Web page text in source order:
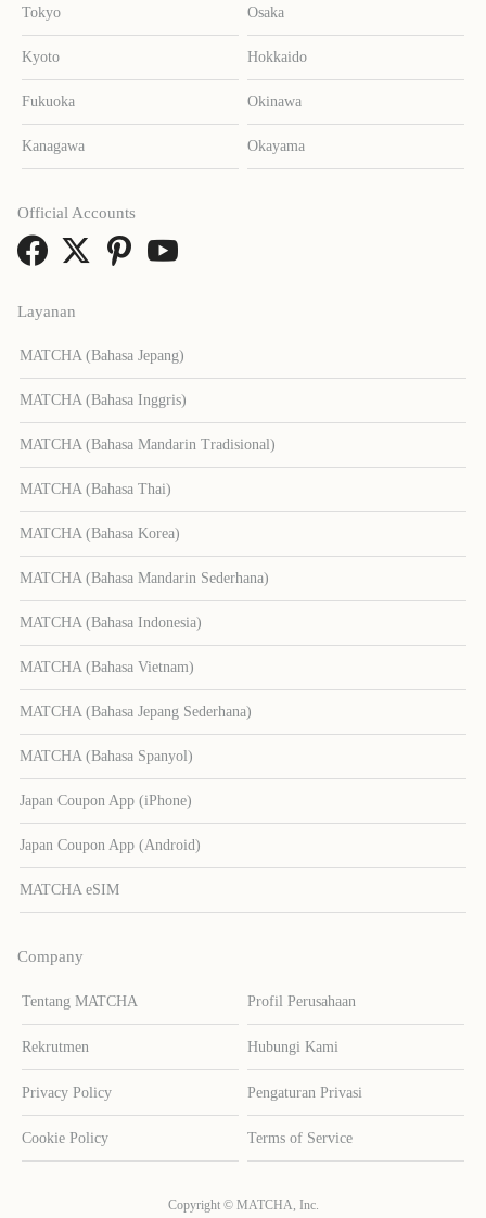
Tokyo Osaka
Kyoto Hokkaido
Fukuoka Okinawa
Kanagawa Okayama
Layanan
MATCHA (Bahasa Jepang)
MATCHA (Bahasa Inggris)
MATCHA (Bahasa Mandarin Tradisional)
MATCHA (Bahasa Thai)
MATCHA (Bahasa Korea)
MATCHA (Bahasa Mandarin Sederhana)
MATCHA (Bahasa Indonesia)
MATCHA (Bahasa Vietnam)
MATCHA (Bahasa Jepang Sederhana)
MATCHA (Bahasa Spanyol)
Japan Coupon App (iPhone)
Japan Coupon App (Android)
MATCHA eSIM
Company
Tentang MATCHA Profil Perusahaan
Rekrutmen Hubungi Kami
Privacy Policy Pengaturan Privasi
Cookie Policy Terms of Service
Official Accounts
Copyright © MATCHA, Inc.